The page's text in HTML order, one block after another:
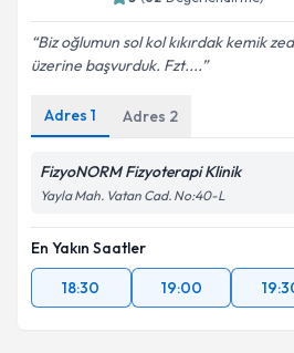
Biz oğlumun sol kol kıkırdak kemik
üzerine başvurduk. Fzt....
Adres 1 Adres 2
FizyoNORM Fizyoterapi Klinik
Yayla Mah. Vatan Cad. No:40-L
En Yakın Saatler
18:30
19:00